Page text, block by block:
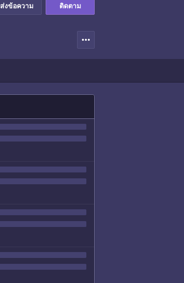
ส่งข้อความ ติดตาม
more_horiz